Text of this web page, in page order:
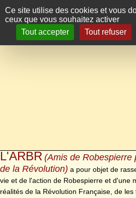
Panneau de gestion des cookies
Ce site utilise des cookies et vous
ceux que vous souhaitez activer
Tout accepter
Tout refuser
L'ARBR (Amis de Robespierre
de la Révolution) a pour objet de
vie et de l'action de Robespierre et d'une
réalités de la Révolution Française, de